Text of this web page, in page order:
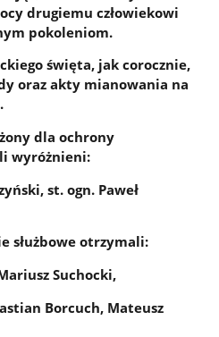
drugiemu człowiekowi
pokoleniom.
święta, jak corocznie,
oraz akty mianowania na
dla ochrony
wyróżnieni:
st. ogn. Paweł
służbowe otrzymali:
Suchocki,
Borcuch, Mateusz